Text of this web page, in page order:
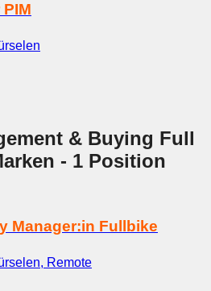
& Buying Full
- 1 Position
Manager:in Fullbike
Remote